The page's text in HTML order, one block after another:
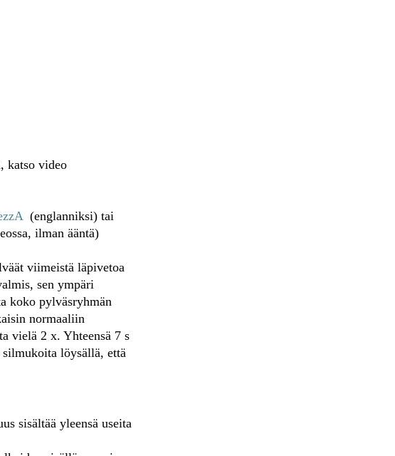
katso video
(englanniksi) tai
ilman ääntä)
viimeistä läpivetoa
sen ympäri
koko pylväsryhmän
normaaliin
vielä 2 x. Yhteensä 7 s
löysällä, että
sisältää yleensä useita